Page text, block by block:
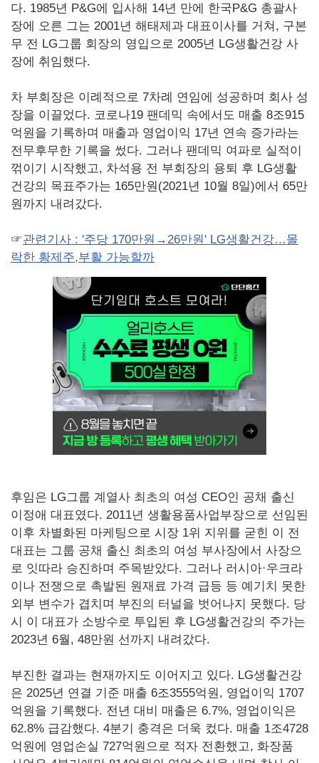
다. 1985년 P&G에 입사해 14년 만에 한국P&G 총괄사
장에 오른 그는 2001년 해태제과 대표이사를 거쳐, 구본
무 전 LG그룹 회장의 영입으로 2005년 LG생활건강 사
장에 취임했다.
차 부회장은 이례적으로 7차례 연임에 성공하며 회사 성
장을 이끌었다. 코로나19 팬데믹 속에서도 매출 8조915
억원을 기록하며 매출과 영업이익 17년 연속 증가라는
전무후무한 기록을 썼다. 그러나 팬데믹 여파로 실적이
꺾이기 시작했고, 차석용 전 부회장의 용퇴 후 LG생활
건강의 목표주가는 165만원(2021년 10월 8일)에서 65만
원까지 내려갔다.
☞관련기사 : '주당 170만원→26만원' LG생활건강…몰
락한 황제주,부활 가능할까
후임은 LG그룹 계열사 최초의 여성 CEO인 공채 출신
이정애 대표였다. 2011년 생활용품사업부장으로 선임된
이후 차별화된 마케팅으로 시장 1위 지위를 굳힌 이 전
대표는 그룹 공채 출신 최초의 여성 부사장에서 사장으
로 잇따라 승진하며 주목받았다. 그러나 러시아·우크라
이나 전쟁으로 촉발된 원재료 가격 급등 등 예기치 못한
외부 변수가 겹치며 부진의 터널을 벗어나지 못했다. 당
시 이 대표가 소방수로 투입된 후 LG생활건강의 주가는
2023년 6월, 48만원 선까지 내려갔다.
부진한 결과는 현재까지도 이어지고 있다. LG생활건강
은 2025년 연결 기준 매출 6조3555억원, 영업이익 1707
억원을 기록했다. 전년 대비 매출은 6.7%, 영업이익은
62.8% 급감했다. 4분기 충격은 더욱 컸다. 매출 1조4728
억원에 영업손실 727억원으로 적자 전환했고, 화장품